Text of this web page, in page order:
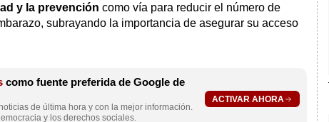
y la prevención como vía para reducir el número de
subrayando la importancia de asegurar su acceso
como fuente preferida de Google de
de última hora y con la mejor información.
y los derechos sociales.
ACTIVAR AHORA